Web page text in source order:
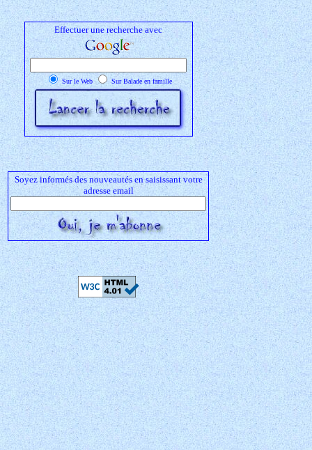
Effectuer une recherche avec
Sur le Web Sur Balade en famille
Soyez informés des nouveautés en saisissant votre
adresse email